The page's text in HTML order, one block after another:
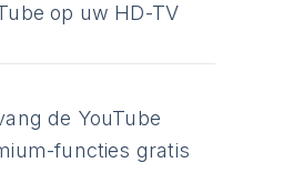
op uw HD-TV
de YouTube
functies gratis